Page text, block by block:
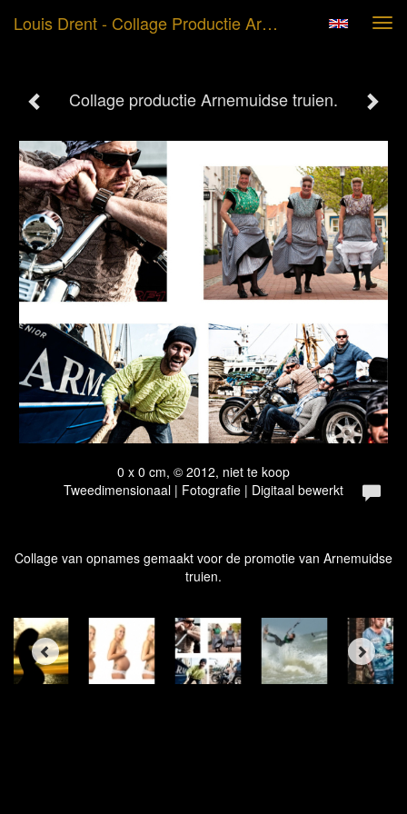
Louis Drent - Collage Productie Arnemuidse Truien.
Collage productie Arnemuidse truien.
0 x 0 cm, © 2012, niet te koop
Tweedimensionaal | Fotografie | Digitaal bewerkt
Collage van opnames gemaakt voor de promotie van Arnemuidse
truien.